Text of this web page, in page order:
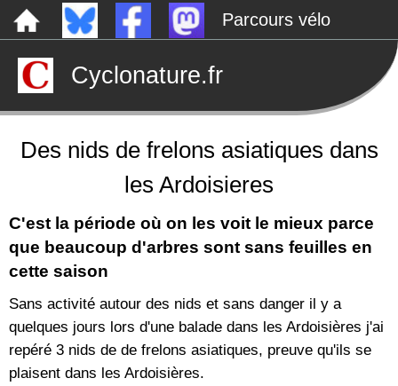
Parcours vélo
Dépôts sauvages
Le canal de Nantes à Brest à vélo
Rechercher
Cyclonature.fr
Des nids de frelons asiatiques dans
les Ardoisieres
C'est la période où on les voit le mieux parce
que beaucoup d'arbres sont sans feuilles en
cette saison
Sans activité autour des nids et sans danger il y a
quelques jours lors d'une balade dans les Ardoisières j'ai
repéré 3 nids de de frelons asiatiques, preuve qu'ils se
plaisent dans les Ardoisières.